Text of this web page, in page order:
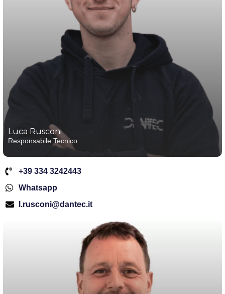
Luca Rusconi
Responsabile Tecnico
+39 334 3242443
Whatsapp
l.rusconi@dantec.it